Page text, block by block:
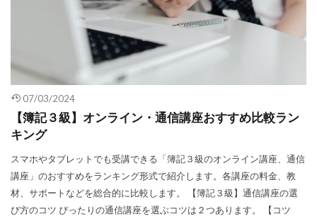
07/03/2024
【簿記３級】オンライン・通信講座おすすめ比較ラン
キング
スマホやタブレットでも受講できる「簿記３級のオンライン講座、通信
講座」のおすすめをランキング形式で紹介します。各講座の料金、教
材、サポートなどを総合的に比較します。 【簿記３級】通信講座の選
び方のコツ ぴったりの通信講座を選ぶコツは２つあります。 【コツ